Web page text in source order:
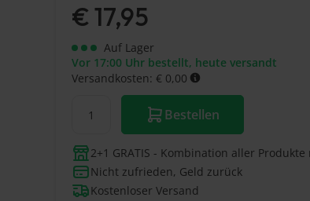
€17,95
Auf Lager
Vor 17:00 Uhr bestellt, heute versandt
Versandkosten: € 0,00
Bestellen
2+1 GRATIS - Kombination aller Produkte
Nicht zufrieden, Geld zurück
Kostenloser Versand